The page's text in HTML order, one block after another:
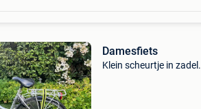
Damesfiets
Klein scheurtje in zadel.